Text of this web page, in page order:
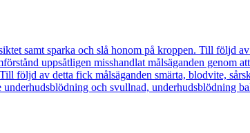
samt sparka och slå honom på kroppen. Till följd
uppsåtligen misshandlat målsäganden genom
följd av detta fick målsäganden smärta, blodvite,
och svullnad, underhudsblödning